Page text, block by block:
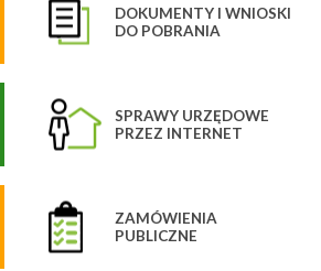
DOKUMENTY I WNIOSKI
DO POBRANIA
SPRAWY URZĘDOWE
PRZEZ INTERNET
ZAMÓWIENIA
PUBLICZNE